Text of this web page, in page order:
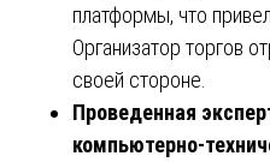
платформы, что
Организатор торгов
своей стороне.
Проведенная
компьютерно-